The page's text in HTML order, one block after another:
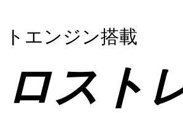
トエンジン搭載
ロスト